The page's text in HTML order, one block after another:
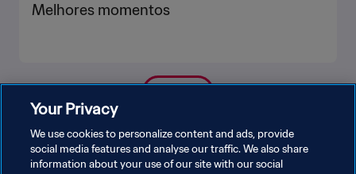
Melhores momentos
Your Privacy
We use cookies to personalize content and ads, provide
social media features and analyse our traffic. We also share
information about your use of our site with our social